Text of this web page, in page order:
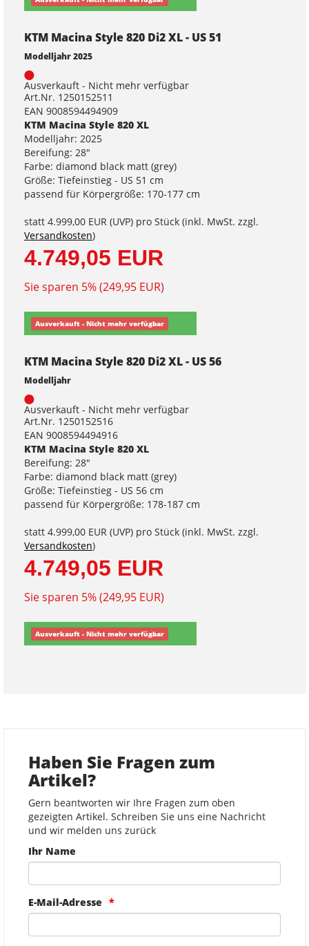
KTM Macina Style 820 Di2 XL - US 51
Modelljahr 2025
Ausverkauft - Nicht mehr verfügbar
Art.Nr. 1250152511
EAN 9008594494909
KTM Macina Style 820 XL
Modelljahr: 2025
Bereifung: 28"
Farbe: diamond black matt (grey)
Größe: Tiefeinstieg - US 51 cm
passend für Körpergröße: 170-177 cm
statt 4.999,00 EUR (UVP) pro Stück (inkl. MwSt. zzgl.
Versandkosten)
4.749,05 EUR
Sie sparen 5% (249,95 EUR)
Ausverkauft - Nicht mehr verfügbar
KTM Macina Style 820 Di2 XL - US 56
Modelljahr
Ausverkauft - Nicht mehr verfügbar
Art.Nr. 1250152516
EAN 9008594494916
KTM Macina Style 820 XL
Bereifung: 28"
Farbe: diamond black matt (grey)
Größe: Tiefeinstieg - US 56 cm
passend für Körpergröße: 178-187 cm
statt 4.999,00 EUR (UVP) pro Stück (inkl. MwSt. zzgl.
Versandkosten)
4.749,05 EUR
Sie sparen 5% (249,95 EUR)
Ausverkauft - Nicht mehr verfügbar
Haben Sie Fragen zum
Artikel?
Gern beantworten wir Ihre Fragen zum oben
gezeigten Artikel. Schreiben Sie uns eine Nachricht
und wir melden uns zurück
Ihr Name
E-Mail-Adresse